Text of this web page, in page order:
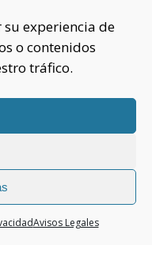
experiencia de
o contenidos
tráfico.
Avisos Legales